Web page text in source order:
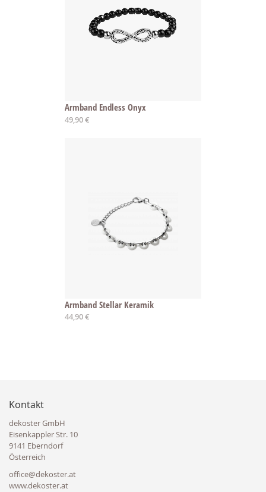
Armband Endless Onyx
49,90 €
Armband Stellar Keramik
44,90 €
Kontakt
dekoster GmbH
Eisenkappler Str. 10
9141 Eberndorf
Österreich
office@dekoster.at
www.dekoster.at